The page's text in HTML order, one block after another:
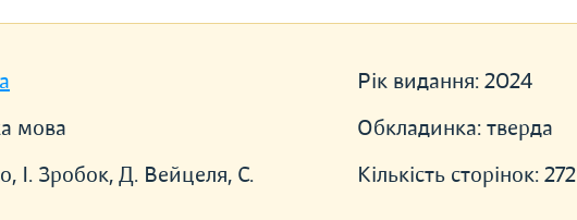
мова
І. Зробок, Д. Вейцеля, С.
Рік видання: 2024
Обкладинка: тверда
Кількість сторінок: 272